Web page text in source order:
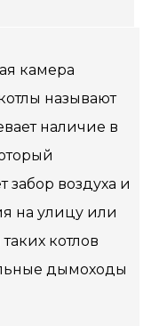
камера
называют
наличие в
забор воздуха и
на улицу или
котлов
дымоходы